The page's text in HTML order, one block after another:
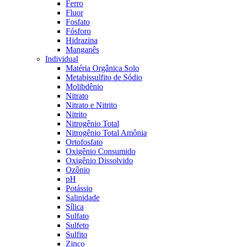
Ferro
Fluor
Fosfato
Fósforo
Hidrazina
Manganês
Individual
Matéria Orgânica Solo
Metabissulfito de Sódio
Molibdênio
Nitrato
Nitrato e Nitrito
Nitrito
Nitrogênio Total
Nitrogênio Total Amônia
Ortofosfato
Oxigênio Consumido
Oxigênio Dissolvido
Ozônio
pH
Potássio
Salinidade
Sílica
Sulfato
Sulfeto
Sulfito
Zinco